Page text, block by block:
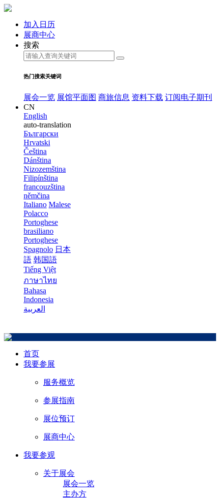
加入日历
展商中心
搜索
热门搜索关键词
展会一览 展馆平面图 商旅信息 资料下载 订阅电子期刊
CN
English
auto-translation
Български
Hrvatski
Čeština
Dánština
Nizozemština
Filipínština
francouzština
němčina
Italiano Malese
Polacco
Portoghese
brasiliano
Portoghese
Spagnolo 日本
語 韩国語
Tiếng Việt
ภาษาไทย
Bahasa
Indonesia
العربية
首页
我要参展
服务概览
参展指南
展位预订
展商中心
我要参观
关于展会
展会一览
主办方